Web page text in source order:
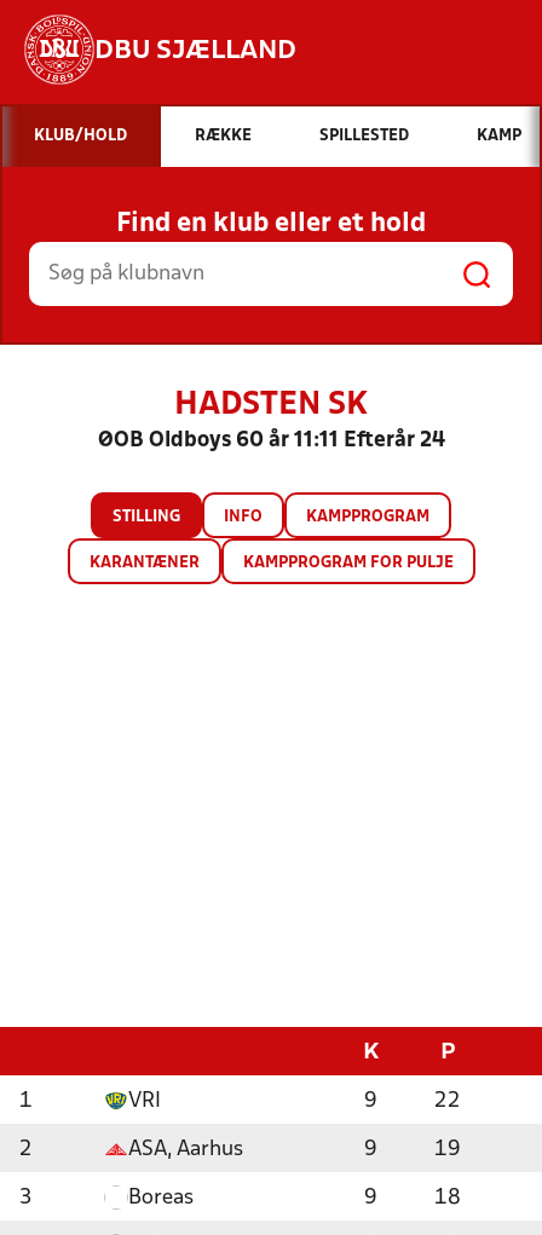
DBU SJÆLLAND
Hvad vil du søge efter?
INDHOLD OG NYHEDER
STILLINGER, RESULTATER, KLUBBER OG
HOLD
KLUB/HOLD RÆKKE SPILLESTED KAMP
Find en klub eller et hold
HADSTEN SK
ØOB Oldboys 60 år 11:11 Efterår 24
STILLING INFO KAMPPROGRAM
KARANTÆNER KAMPPROGRAM FOR PULJE
K P
1 VRI 9 22
2 ASA, Aarhus 9 19
3 Boreas 9 18